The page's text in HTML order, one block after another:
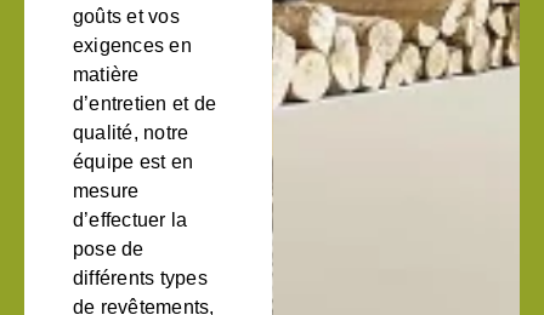
goûts et vos
exigences en
matière
d’entretien et de
qualité, notre
équipe est en
mesure
d’effectuer la
pose de
différents types
de revêtements,